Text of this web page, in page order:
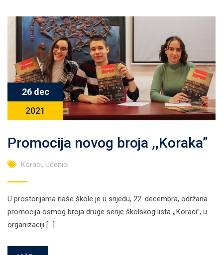
26 dec
2021
Promocija novog broja ,,Koraka”
Koraci, Učenici
U prostorijama naše škole je u srijedu, 22. decembra, održana
promocija osmog broja druge serije školskog lista ,,Кoraci”, u
organizaciji […]